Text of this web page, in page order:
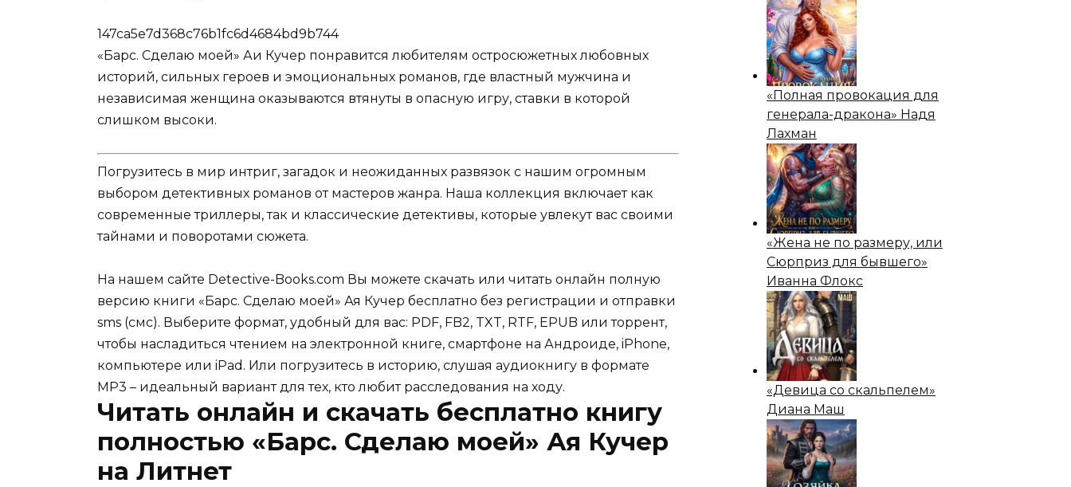
147ca5e7d368c76b1fc6d4684bd9b744
«Барс. Сделаю моей» Аи Кучер понравится любителям остросюжетных любовных
историй, сильных героев и эмоциональных романов, где властный мужчина и
независимая женщина оказываются втянуты в опасную игру, ставки в которой
слишком высоки.
Погрузитесь в мир интриг, загадок и неожиданных развязок с нашим огромным
выбором детективных романов от мастеров жанра. Наша коллекция включает как
современные триллеры, так и классические детективы, которые увлекут вас своими
тайнами и поворотами сюжета.
На нашем сайте Detective-Books.com Вы можете скачать или читать онлайн полную
версию книги «Барс. Сделаю моей» Ая Кучер бесплатно без регистрации и отправки
sms (смс). Выберите формат, удобный для вас: PDF, FB2, TXT, RTF, EPUB или торрент,
чтобы насладиться чтением на электронной книге, смартфоне на Андроиде, iPhone,
компьютере или iPad. Или погрузитесь в историю, слушая аудиокнигу в формате
MP3 – идеальный вариант для тех, кто любит расследования на ходу.
Читать онлайн и скачать бесплатно книгу
полностью «Барс. Сделаю моей» Ая Кучер
на Литнет
«Полная провокация для
генерала-дракона» Надя
Лахман
«Жена не по размеру, или
Сюрприз для бывшего»
Иванна Флокс
«Девица со скальпелем»
Диана Маш